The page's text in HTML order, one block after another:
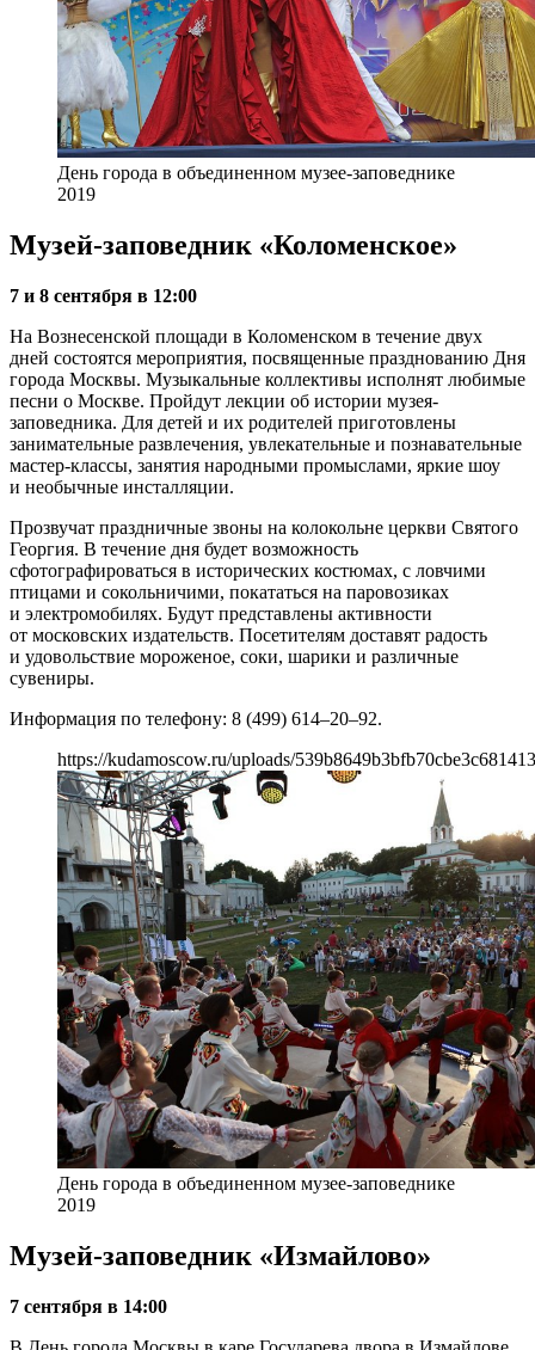
День города в объединенном музее-заповеднике
2019
Музей-заповедник «Коломенское»
7 и 8 сентября в 12:00
На Вознесенской площади в Коломенском в течение двух
дней состоятся мероприятия, посвященные празднованию Дня
города Москвы. Музыкальные коллективы исполнят любимые
песни о Москве. Пройдут лекции об истории музея-
заповедника. Для детей и их родителей приготовлены
занимательные развлечения, увлекательные и познавательные
мастер-классы, занятия народными промыслами, яркие шоу
и необычные инсталляции.
Прозвучат праздничные звоны на колокольне церкви Святого
Георгия. В течение дня будет возможность
сфотографироваться в исторических костюмах, с ловчими
птицами и сокольничими, покататься на паровозиках
и электромобилях. Будут представлены активности
от московских издательств. Посетителям доставят радость
и удовольствие мороженое, соки, шарики и различные
сувениры.
Информация по телефону: 8 (499) 614–20–92.
https://kudamoscow.ru/uploads/
День города в объединенном музее-заповеднике
2019
Музей-заповедник «Измайлово»
7 сентября в 14:00